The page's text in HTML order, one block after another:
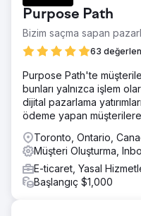
Purpose Path
Bizim saçma sapan
63
Purpose Path'te
bunları yalnızca işlem
dijital pazarlama
ödeme yapan
Toronto, Ontario,
Müşteri Oluşturma,
E-ticaret, Yasal
Başlangıç $1,000